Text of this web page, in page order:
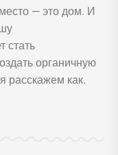
— это дом. И
стать
органичную
расскажем как.